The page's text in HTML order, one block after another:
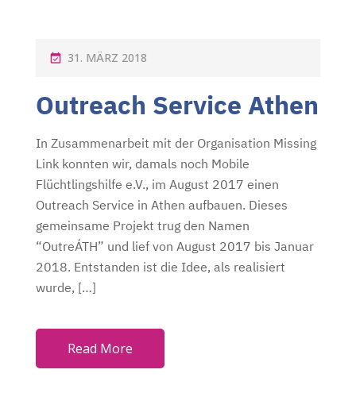
P
S
E
D
O
N
31. MÄRZ 2018
Outreach Service Athen
In Zusammenarbeit mit der Organisation Missing
Link konnten wir, damals noch Mobile
Flüchtlingshilfe e.V., im August 2017 einen
Outreach Service in Athen aufbauen. Dieses
gemeinsame Projekt trug den Namen
“OutreÁTH” und lief von August 2017 bis Januar
2018. Entstanden ist die Idee, als realisiert
wurde, […]
Read More